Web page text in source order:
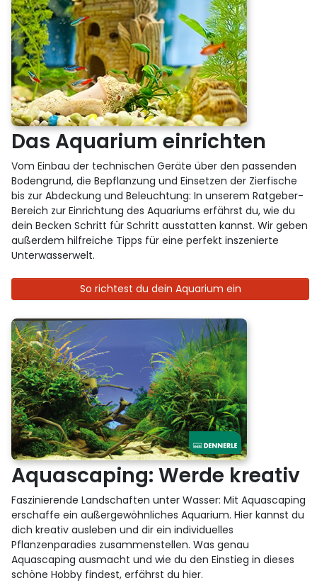
Das Aquarium einrichten
Vom Einbau der technischen Geräte über den passenden
Bodengrund, die Bepflanzung und Einsetzen der Zierfische
bis zur Abdeckung und Beleuchtung: In unserem Ratgeber-
Bereich zur Einrichtung des Aquariums erfährst du, wie du
dein Becken Schritt für Schritt ausstatten kannst. Wir geben
außerdem hilfreiche Tipps für eine perfekt inszenierte
Unterwasserwelt.
So richtest du dein Aquarium ein
Aquascaping: Werde kreativ
Faszinierende Landschaften unter Wasser: Mit Aquascaping
erschaffe ein außergewöhnliches Aquarium. Hier kannst du
dich kreativ ausleben und dir ein individuelles
Pflanzenparadies zusammenstellen. Was genau
Aquascaping ausmacht und wie du den Einstieg in dieses
schöne Hobby findest, erfährst du hier.